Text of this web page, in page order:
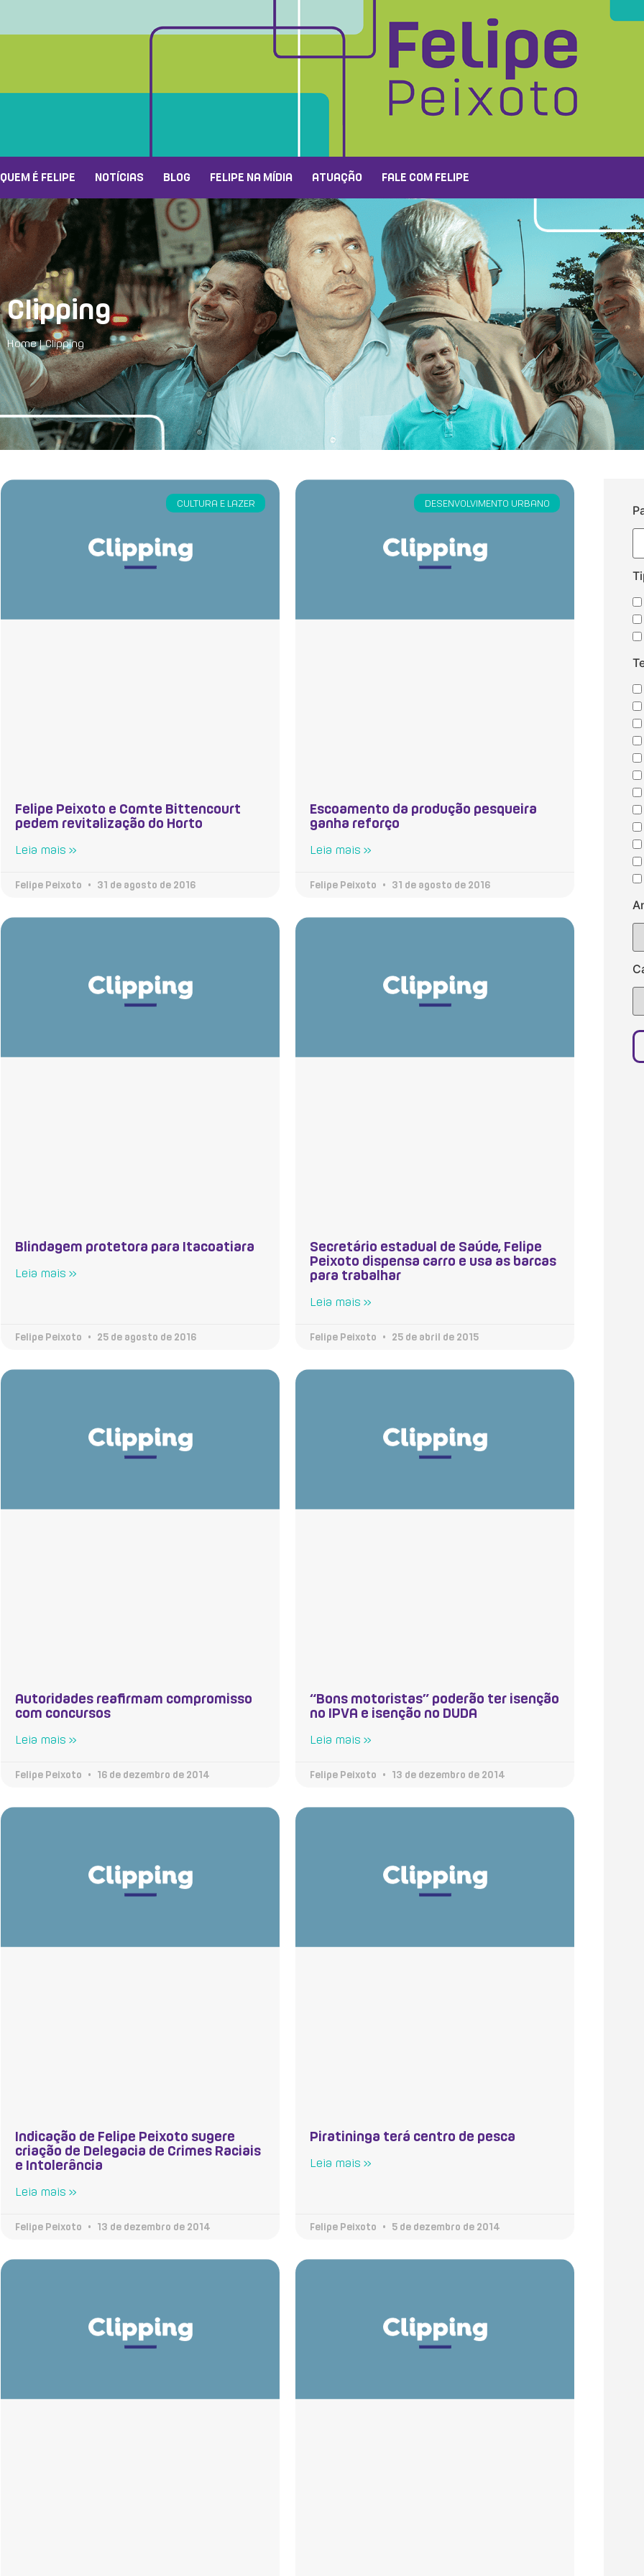
QUEM É FELIPE NOTÍCIAS BLOG FELIPE NA MÍDIA ATUAÇÃO FALE COM FELIPE
Clipping
Home|Clipping
CULTURA E LAZER
Felipe Peixoto e Comte Bittencourt
pedem revitalização do Horto
Leia mais »
Felipe Peixoto 31 de agosto de 2016
DESENVOLVIMENTO URBANO
Escoamento da produção pesqueira
ganha reforço
Leia mais »
Felipe Peixoto 31 de agosto de 2016
Blindagem protetora para Itacoatiara
Leia mais »
Felipe Peixoto 25 de agosto de 2016
Secretário estadual de Saúde, Felipe
Peixoto dispensa carro e usa as barcas
para trabalhar
Leia mais »
Felipe Peixoto 25 de abril de 2015
Autoridades reafirmam compromisso
com concursos
Leia mais »
Felipe Peixoto 16 de dezembro de 2014
“Bons motoristas” poderão ter isenção
no IPVA e isenção no DUDA
Leia mais »
Felipe Peixoto 13 de dezembro de 2014
Indicação de Felipe Peixoto sugere
criação de Delegacia de Crimes Raciais
e Intolerância
Leia mais »
Felipe Peixoto 13 de dezembro de 2014
Piratininga terá centro de pesca
Leia mais »
Felipe Peixoto 5 de dezembro de 2014